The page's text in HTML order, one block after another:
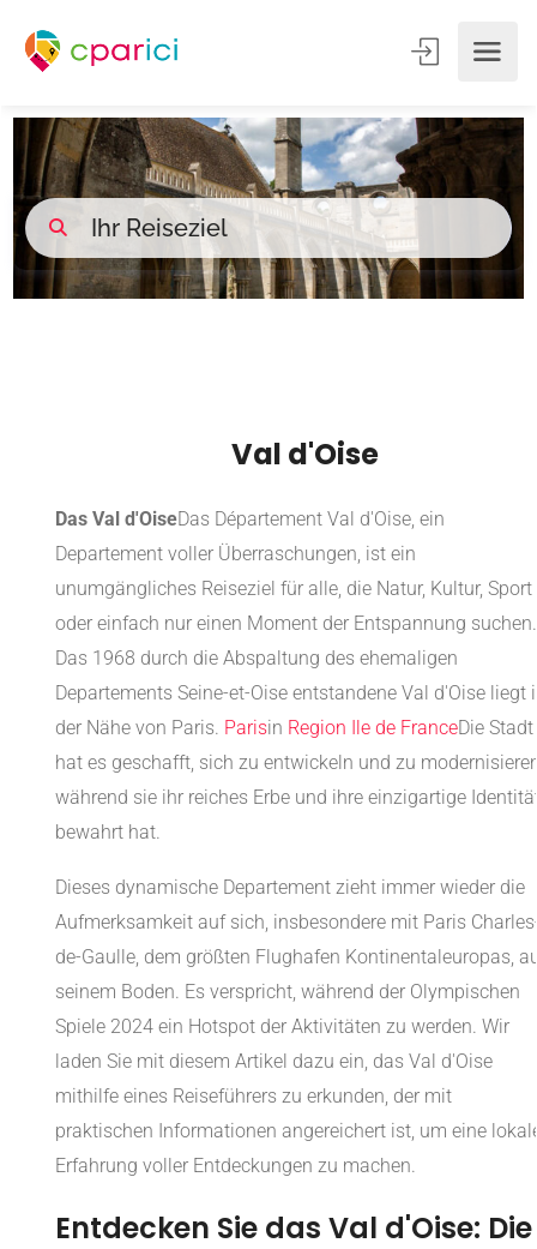
Val d'Oise
Das Val d'OiseDas Département Val d'Oise, ein
Departement voller Überraschungen, ist ein
unumgängliches Reiseziel für alle, die Natur, Kultur, Sport
oder einfach nur einen Moment der Entspannung suchen.
Das 1968 durch die Abspaltung des ehemaligen
Departements Seine-et-Oise entstandene Val d'Oise liegt
der Nähe von Paris. Parisin Region Ile de FranceDie Stadt
hat es geschafft, sich zu entwickeln und zu
während sie ihr reiches Erbe und ihre einzigartige
bewahrt hat.
Dieses dynamische Departement zieht immer wieder die
Aufmerksamkeit auf sich, insbesondere mit Paris
de-Gaulle, dem größten Flughafen Kontinentaleuropas,
seinem Boden. Es verspricht, während der Olympischen
Spiele 2024 ein Hotspot der Aktivitäten zu werden. Wir
laden Sie mit diesem Artikel dazu ein, das Val d'Oise
mithilfe eines Reiseführers zu erkunden, der mit
praktischen Informationen angereichert ist, um eine
Erfahrung voller Entdeckungen zu machen.
Entdecken Sie das Val d'Oise: Die